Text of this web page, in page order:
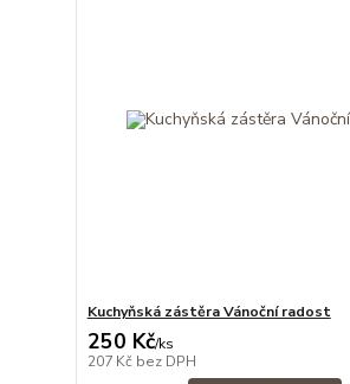
Kuchyňská zástěra Vánoční radost
250 Kč/ks
207 Kč bez DPH